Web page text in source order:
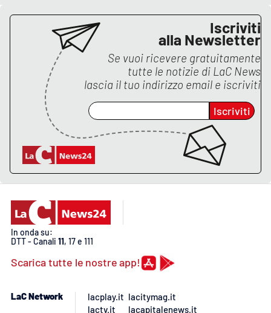
Catanzaro
Vibo Valentia
Reggio Calabria
Lamezia Terme
PROGETTI
SPECIALI
Buona Sanità Calabria
LA
CALABRIAVISIONE
Iscriviti
alla Newsletter
Se vuoi ricevere gratuitamente
tutte le notizie di LaC News
lascia il tuo indirizzo email e iscriviti
Iscriviti
In onda su:
DTT - Canali 11, 17 e 111
Scarica tutte le nostre app!
LaC Network
lacplay.it
lactv.it
lacitymag.it
lacapitalenews.it